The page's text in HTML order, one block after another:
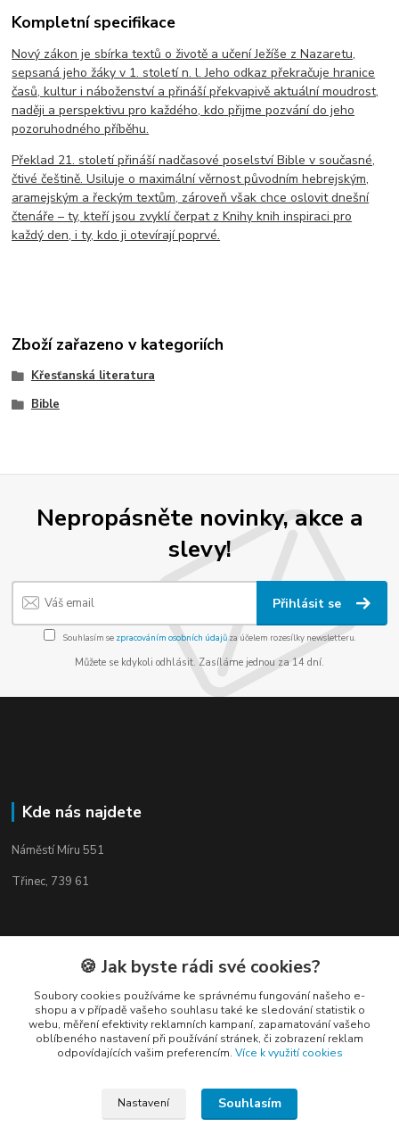
Kompletní specifikace
Nový zákon je sbírka textů o životě a učení Ježíše z Nazaretu,
sepsaná jeho žáky v 1. století n. l. Jeho odkaz překračuje hranice
časů, kultur i náboženství a přináší překvapivě aktuální moudrost,
naději a perspektivu pro každého, kdo přijme pozvání do jeho
pozoruhodného příběhu.
Překlad 21. století přináší nadčasové poselství Bible v současné,
čtivé češtině. Usiluje o maximální věrnost původním hebrejským,
aramejským a řeckým textům, zároveň však chce oslovit dnešní
čtenáře – ty, kteří jsou zvyklí čerpat z Knihy knih inspiraci pro
každý den, i ty, kdo ji otevírají poprvé.
Zboží zařazeno v kategoriích
Křesťanská literatura
Bible
Nepropásněte novinky, akce a
slevy!
Přihlásit se
Souhlasím se zpracováním osobních údajůza účelem rozesílky newsletteru.
Můžete se kdykoli odhlásit. Zasíláme jednou za 14 dní.
Kde nás najdete
Náměstí Míru 551
Třinec, 739 61
Kontakty🍪 Jak byste rádi své cookies?
Soubory cookies používáme ke správnému fungování našeho e-
shopu a v případě vašeho souhlasu také ke sledování statistik o
webu, měření efektivity reklamních kampaní, zapamatování vašeho
oblíbeného nastavení při používání stránek, či zobrazení reklam
odpovídajících vašim preferencím. Více k využití cookies
Nastavení Souhlasím